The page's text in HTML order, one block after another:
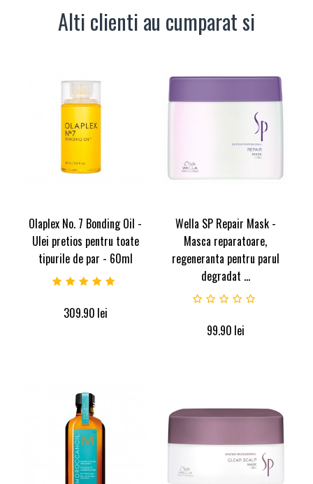
Alti clienti au cumparat si
Olaplex No. 7 Bonding Oil -
Ulei pretios pentru toate
tipurile de par - 60ml
309.90 lei
Wella SP Repair Mask -
Masca reparatoare,
regeneranta pentru parul
degradat ...
99.90 lei